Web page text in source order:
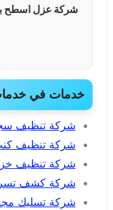
شركة عزل اسطح
خدمات في
شركة تنظيف
شركة تنظيف
شركة تنظيف
شركة كشف
شركة تسليك